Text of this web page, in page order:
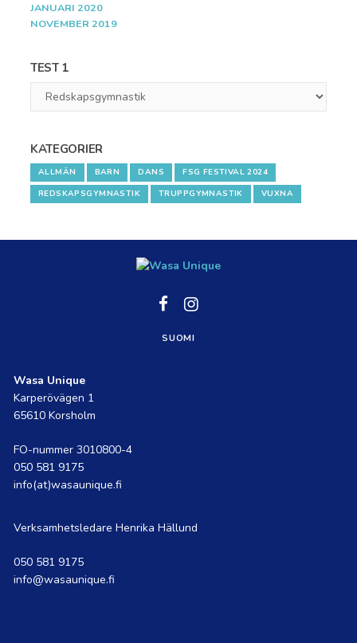
JANUARI 2020
NOVEMBER 2019
TEST 1
KATEGORIER
ALLMÄN BARN DANS
FSG FESTIVAL 2024
REDSKAPSGYMNASTIK
TRUPPGYMNASTIK VUXNA
Social
link
Social
SUOMI
Wasa Unique
Karperövägen 1
65610 Korsholm
FO-nummer 3010800-4
050 581 9175
info(at)wasaunique.fi
Verksamhetsledare Henrika Hällund
050 581 9175
info@wasaunique.fi